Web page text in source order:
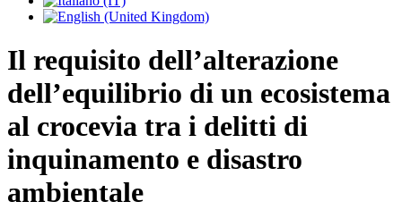
Il requisito dell’alterazione
dell’equilibrio di un ecosistema
al crocevia tra i delitti di
inquinamento e disastro
ambientale